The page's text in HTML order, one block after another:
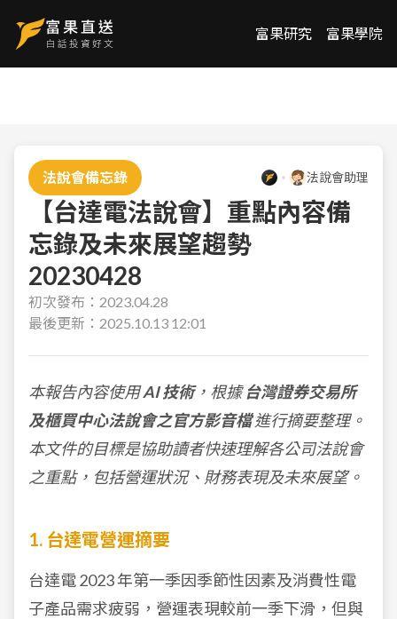
富果研究 富果學院
法說會備忘錄 法說會助理
【台達電法說會】重點內容備
忘錄及未來展望趨勢
20230428
初次發布： 2023.04.28
最後更新： 2025.10.13 12:01
本報告內容使用AI 技術，根據台灣證券交易所
及櫃買中心法說會之官方影音檔進行摘要整理。
本文件的目標是協助讀者快速理解各公司法說會
之重點，包括營運狀況、財務表現及未來展望。
1. 台達電營運摘要
台達電 2023 年第一季因季節性因素及消費性電
子產品需求疲弱，營運表現較前一季下滑，但與